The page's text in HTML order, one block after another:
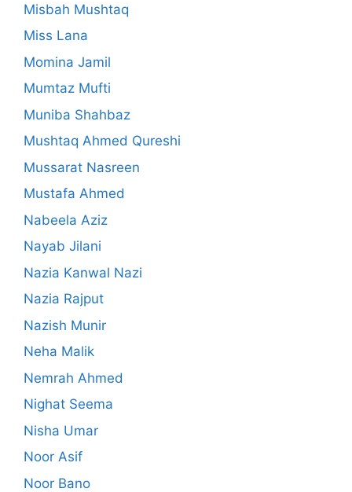
Misbah Mushtaq
Miss Lana
Momina Jamil
Mumtaz Mufti
Muniba Shahbaz
Mushtaq Ahmed Qureshi
Mussarat Nasreen
Mustafa Ahmed
Nabeela Aziz
Nayab Jilani
Nazia Kanwal Nazi
Nazia Rajput
Nazish Munir
Neha Malik
Nemrah Ahmed
Nighat Seema
Nisha Umar
Noor Asif
Noor Bano